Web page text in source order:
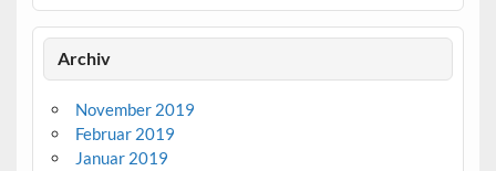
Archiv
November 2019
Februar 2019
Januar 2019